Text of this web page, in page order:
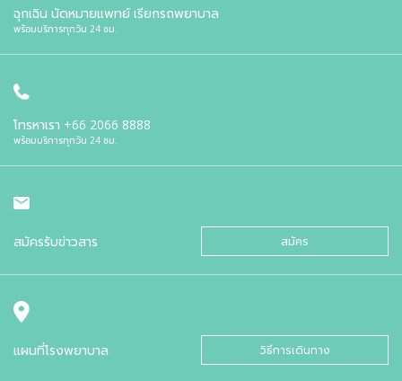
ฉุกเฉิน นัดหมายแพทย์ เรียกรถพยาบาล
พร้อมบริการทุกวัน 24 ชม.
โทรหาเรา +66 2066 8888
พร้อมบริการทุกวัน 24 ชม.
สมัครรับข่าวสาร สมัคร
แผนที่โรงพยาบาล วิธีการเดินทาง